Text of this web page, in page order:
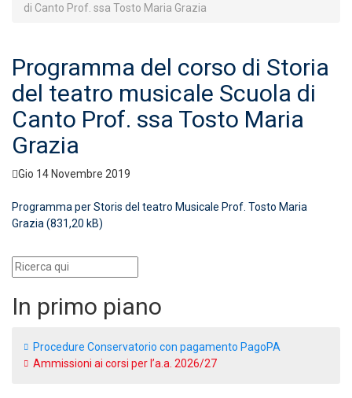
di Canto Prof. ssa Tosto Maria Grazia
Programma del corso di Storia
del teatro musicale Scuola di
Canto Prof. ssa Tosto Maria
Grazia
Gio 14 Novembre 2019
Programma per Storis del teatro Musicale Prof. Tosto Maria
Grazia
In primo piano
Procedure Conservatorio con pagamento PagoPA
Ammissioni ai corsi per l’a.a. 2026/27